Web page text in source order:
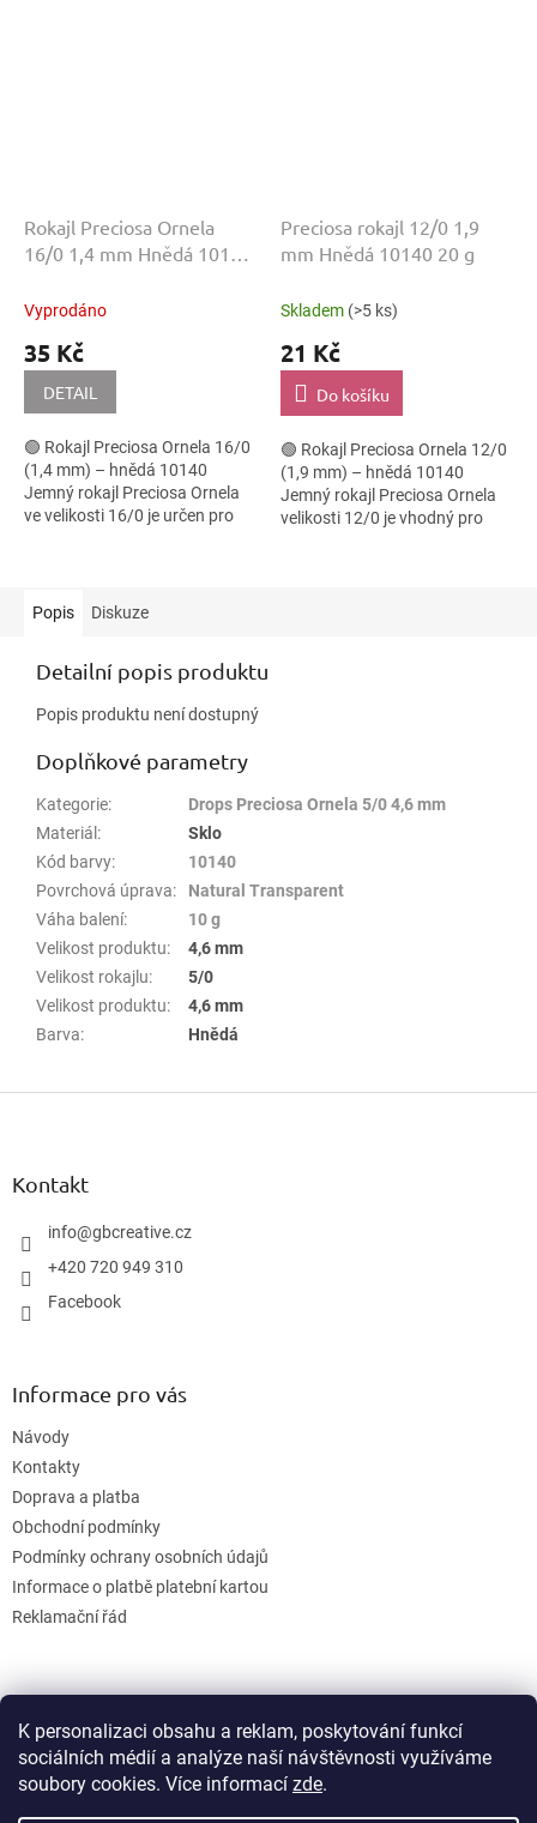
K personalizaci obsahu a reklam, poskytování funkcí
sociálních médií a analýze naší návštěvnosti využíváme
soubory cookies. Více informací zde.
Rokajl Preciosa Ornela
16/0 1,4 mm Hnědá 10140
Vyprodáno
35 Kč
DETAIL
🟢 Rokajl Preciosa Ornela 16/0
(1,4 mm) – hnědá 10140
Jemný rokajl Preciosa Ornela
ve velikosti 16/0 je určen pro
Preciosa rokajl 12/0 1,9
mm Hnědá 10140 20 g
Skladem (>5 ks)
21 Kč
Do košíku
🟢 Rokajl Preciosa Ornela 12/0
(1,9 mm) – hnědá 10140
Jemný rokajl Preciosa Ornela
velikosti 12/0 je vhodný pro
Popis
Diskuze
Detailní popis produktu
Popis produktu není dostupný
Doplňkové parametry
Kategorie:
Drops Preciosa Ornela 5/0 4,6 mm
Materiál:
Sklo
Kód barvy:
10140
Povrchová úprava:
Natural Transparent
Váha balení:
10 g
Velikost produktu:
4,6 mm
Velikost rokajlu:
5/0
Velikost produktu:
4,6 mm
Barva: Hnědá
Z
Kontakt
info@gbcreative.cz
+420 720 949 310
Facebook
Informace pro vás
Návody
Kontakty
Doprava a platba
Obchodní podmínky
Podmínky ochrany osobních údajů
Informace o platbě platební kartou
Reklamační řád